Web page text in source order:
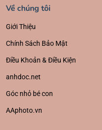
Về chúng tôi
Giới Thiệu
Chính Sách Bảo Mật
Điều Khoản & Điều Kiện
anhdoc.net
Góc nhỏ bé con
AAphoto.vn